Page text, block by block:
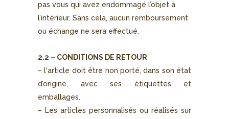
pas vous qui avez endommagé l’objet à
l’intérieur. Sans cela, aucun remboursement
ou échange ne sera effectué.
2.2 – CONDITIONS DE RETOUR
– l‘article doit être non porté, dans son état
d’origine, avec ses étiquettes et
emballages.
– Les articles personnalisés ou réalisés sur